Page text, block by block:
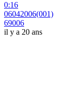
0:16
06042006(001)
69006
il y a 20 ans